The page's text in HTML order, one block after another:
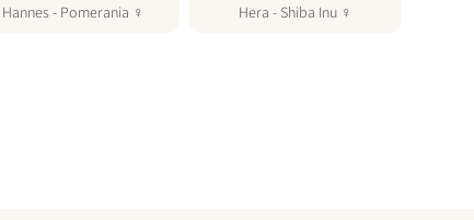
Hannes- Pomerania ♀ Hera - Shiba Inu ♀